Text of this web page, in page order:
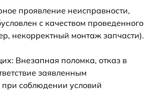
проявление неисправности,
с качеством проведенного
некорректный монтаж запчасти).
Внезапная поломка, отказ в
заявленным
соблюдении условий